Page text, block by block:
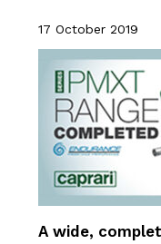
17 October 2019
A wide,